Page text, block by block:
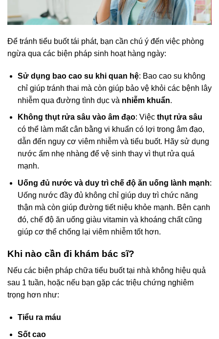
Để tránh tiểu buốt tái phát, bạn cần chú ý đến việc phòng
ngừa qua các biện pháp sinh hoạt hàng ngày:
Sử dụng bao cao su khi quan hệ: Bao cao su không
chỉ giúp tránh thai mà còn giúp bảo vệ khỏi các bệnh lây
nhiễm qua đường tình dục và nhiễm khuẩn.
Không thụt rửa sâu vào âm đạo: Việc thụt rửa sâu
có thể làm mất cân bằng vi khuẩn có lợi trong âm đạo,
dẫn đến nguy cơ viêm nhiễm và tiểu buốt. Hãy sử dụng
nước ấm nhẹ nhàng để vệ sinh thay vì thụt rửa quá
mạnh.
Uống đủ nước và duy trì chế độ ăn uống lành mạnh:
Uống nước đầy đủ không chỉ giúp duy trì chức năng
thận mà còn giúp đường tiết niệu khỏe mạnh. Bên cạnh
đó, chế độ ăn uống giàu vitamin và khoáng chất cũng
giúp cơ thể chống lại viêm nhiễm tốt hơn.
Khi nào cần đi khám bác sĩ?
Nếu các biện pháp chữa tiểu buốt tại nhà không hiệu quả
sau 1 tuần, hoặc nếu bạn gặp các triệu chứng nghiêm
trọng hơn như:
Tiểu ra máu
Sốt cao